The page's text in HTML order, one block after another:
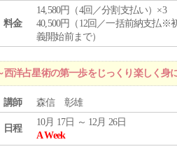
料金
14,580円（4回／分割支払い）×3
40,500円（12回／一括前納支払※
義開始前まで）
洋占星術の第一歩をじっくり楽しく身
講師 森信 彰雄
日程
10月 17日 ～ 12月 26日
A Week